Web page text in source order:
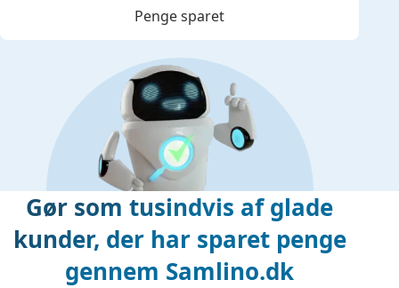
Penge sparet
Gør som tusindvis af glade
kunder, der har sparet penge
gennem Samlino.dk